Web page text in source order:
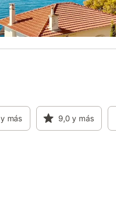
y más 9,0 y más